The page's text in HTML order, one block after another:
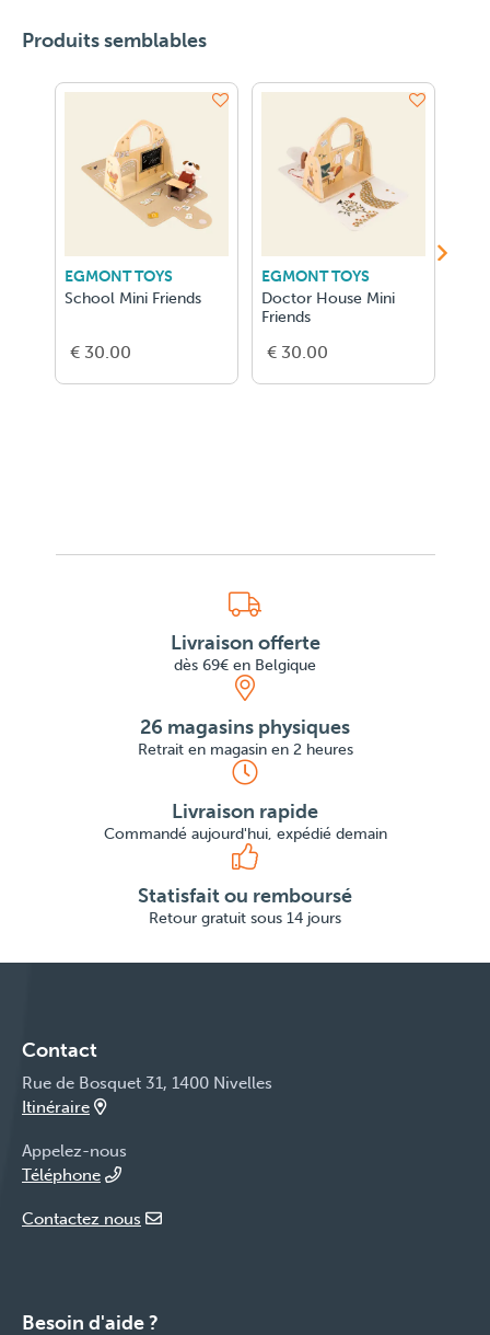
Produits semblables
EGMONT TOYS
School Mini Friends
€ 30.00
EGMONT TOYS
Doctor House Mini
Friends
€ 30.00
Livraison offerte
dès 69€ en Belgique
26 magasins physiques
Retrait en magasin en 2 heures
Livraison rapide
Commandé aujourd'hui, expédié demain
Statisfait ou remboursé
Retour gratuit sous 14 jours
Contact
Rue de Bosquet 31, 1400 Nivelles
Itinéraire
Appelez-nous
Téléphone
Contactez nous
Besoin d'aide ?